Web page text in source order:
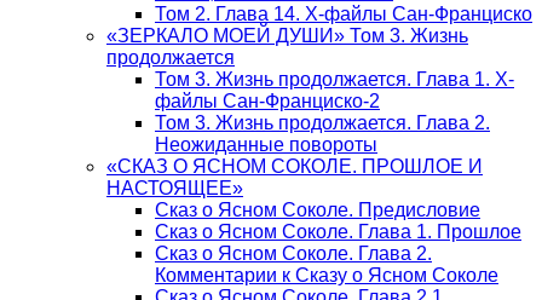
Том 2. Глава 14. Х-файлы Сан-Франциско
«ЗЕРКАЛО МОЕЙ ДУШИ» Том 3. Жизнь
продолжается
Том 3. Жизнь продолжается. Глава 1. Х-
файлы Сан-Франциско-2
Том 3. Жизнь продолжается. Глава 2.
Неожиданные повороты
«СКАЗ О ЯСНОМ СОКОЛЕ. ПРОШЛОЕ И
НАСТОЯЩЕЕ»
Сказ о Ясном Соколе. Предисловие
Сказ о Ясном Соколе. Глава 1. Прошлое
Сказ о Ясном Соколе. Глава 2.
Комментарии к Сказу о Ясном Соколе